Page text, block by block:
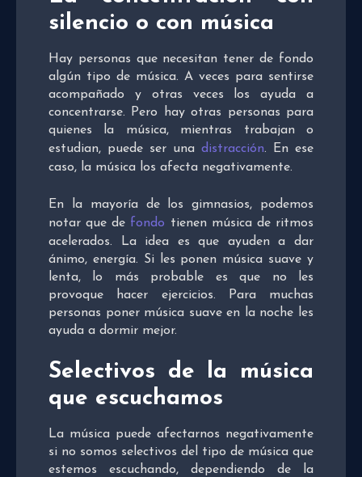
silencio o con música
Hay personas que necesitan tener de fondo
algún tipo de música. A veces para sentirse
acompañado y otras veces los ayuda a
concentrarse. Pero hay otras personas para
quienes la música, mientras trabajan o
estudian, puede ser una distracción. En ese
caso, la música los afecta negativamente.
En la mayoría de los gimnasios, podemos
notar que de fondo tienen música de ritmos
acelerados. La idea es que ayuden a dar
ánimo, energía. Si les ponen música suave y
lenta, lo más probable es que no les
provoque hacer ejercicios. Para muchas
personas poner música suave en la noche les
ayuda a dormir mejor.
Selectivos de la música
que escuchamos
La música puede afectarnos negativamente
si no somos selectivos del tipo de música que
estemos escuchando, dependiendo de la